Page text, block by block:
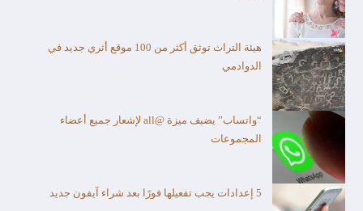
هيئة التراث توثق أكثر من 100 موقع أثري جديد في
الدوادمي
“واتساب” يضيف ميزة @all لإشعار جميع أعضاء
المجموعات
5 إعدادات يجب تفعيلها فورًا بعد شراء آيفون جديد